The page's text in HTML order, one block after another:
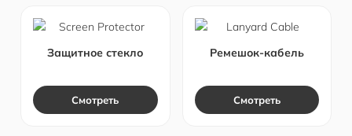
Защитное стекло
Смотреть
Ремешок-кабель
Смотреть